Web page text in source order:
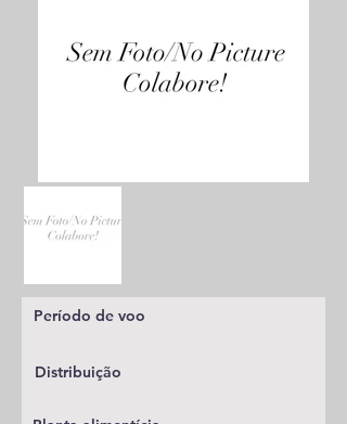
Período de voo
Distribuição